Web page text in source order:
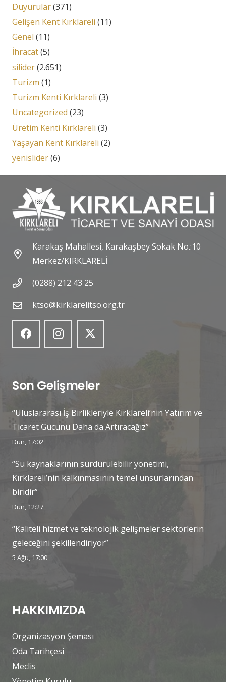
Duyurular(371)
Gelişen Kent Kırklareli (11)
Genel (11)
İhracat(5)
silider(2.651)
Turizm (1)
Turizm Kenti Kırklareli (3)
Uncategorized (23)
Üretim Kenti Kırklareli (3)
Yaşayan Kent Kırklareli (2)
yenislider(6)
Karakaş Mahallesi, Karakaşbey Sokak No.:10
Merkez/KIRKLARELİ
(0288) 212 43 25
ktso@kirklarelitso.org.tr
Son Gelişmeler
“Uluslararası İş Birlikleriyle Kırklareli’nin Yatırım ve
Ticaret Gücünü Daha da Artıracağız”
Dün, 17:02
“Su kaynaklarının sürdürülebilir yönetimi,
Kırklareli’nin kalkınmasının temel unsurlarından
biridir”
Dün, 12:27
“Kaliteli hizmet ve teknolojik gelişmeler sektörlerin
geleceğini şekillendiriyor”
5 Ağu, 17:00
HAKKIMIZDA
Organizasyon Şeması
Oda Tarihçesi
Meclis